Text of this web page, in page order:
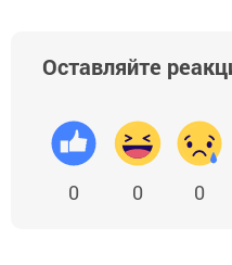
Оставляйте
0 0 0